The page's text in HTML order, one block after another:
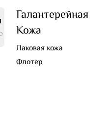
Галантерейная
Кожа
Лаковая кожа
Флотер